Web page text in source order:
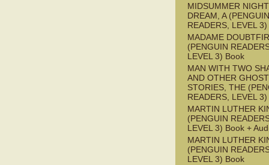
MIDSUMMER
DREAM, A (PENGUIN
READERS, LEVEL
MADAME
(PENGUIN
LEVEL 3) Book
MAN WITH TWO
AND OTHER GHOST
STORIES, THE
READERS, LEVEL
MARTIN LUTHER
(PENGUIN
LEVEL 3) Book +
MARTIN LUTHER
(PENGUIN
LEVEL 3) Book